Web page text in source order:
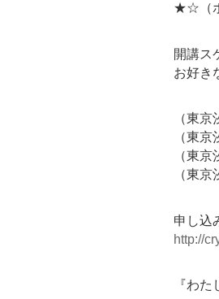
★☆（
開講ス
お好き
（東
（東
（東
（東
申し込
http://
『わ